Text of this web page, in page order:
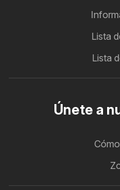
Lista
Lista
Únete a